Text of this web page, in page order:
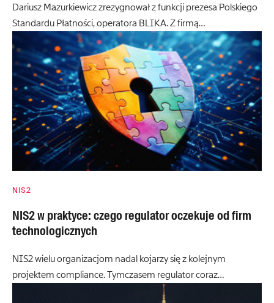
Dariusz Mazurkiewicz zrezygnował z funkcji prezesa Polskiego
Standardu Płatności, operatora BLIKA. Z firmą…
NIS2
NIS2 w praktyce: czego regulator oczekuje od firm
technologicznych
NIS2 wielu organizacjom nadal kojarzy się z kolejnym
projektem compliance. Tymczasem regulator coraz…